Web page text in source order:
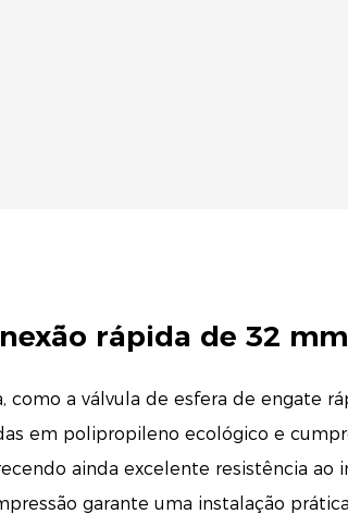
rápida de 32
como a válvula de esfera de engate
em polipropileno ecológico e
ainda excelente resistência ao
garante uma instalação